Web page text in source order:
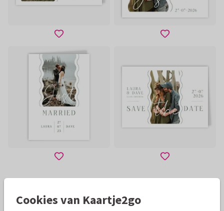
Cookies van Kaartje2go